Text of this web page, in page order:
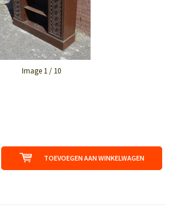
Image 1/ 10
TOEVOEGEN AAN WINKELWAGEN